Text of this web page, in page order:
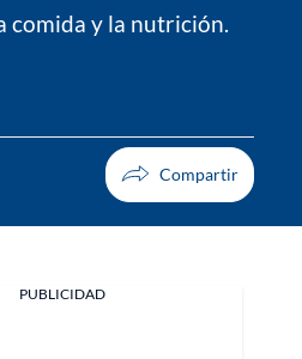
comida y la nutrición.
PUBLICIDAD